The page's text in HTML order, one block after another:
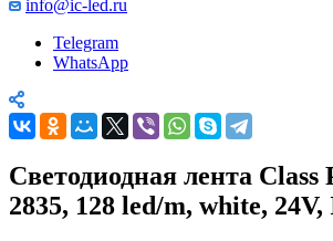
info@ic-led.ru
Telegram
WhatsApp
Светодиодная лента Class
2835, 128 led/m, white, 24V,